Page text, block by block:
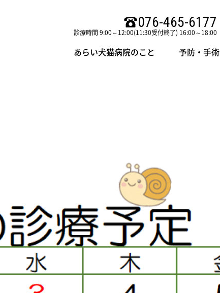
076-465-6177
診療時間 9:00～12:00(11:30受付終了) 16:00～18:00
あらい犬猫病院のこと 予防・手術